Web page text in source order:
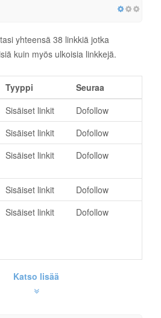
yhteensä 38 linkkiä jotka
kuin myös ulkoisia linkkejä.
Tyyppi
Seuraa
Sisäiset linkit
Dofollow
Sisäiset linkit
Dofollow
Sisäiset linkit Dofollow
Sisäiset linkit
Dofollow
Sisäiset linkit Dofollow
Katso lisää